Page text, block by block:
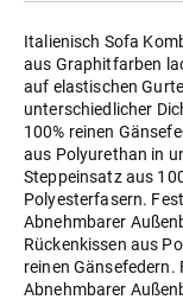
Italienisch Sofa
aus Graphitfarben
auf elastischen
unterschiedlicher
100% reinen
aus Polyurethan in
Steppeinsatz aus
Polyesterfasern.
Abnehmbarer
Rückenkissen aus
reinen Gänsefedern.
Abnehmbarer